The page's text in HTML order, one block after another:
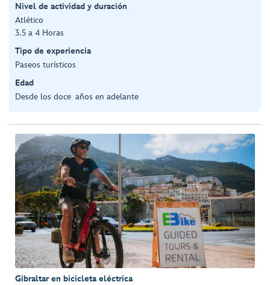
Nivel de actividad y duración
Atlético
3.5 a 4 Horas
Tipo de experiencia
Paseos turísticos
Edad
Desde los doce años en adelante
Gibraltar en bicicleta eléctrica